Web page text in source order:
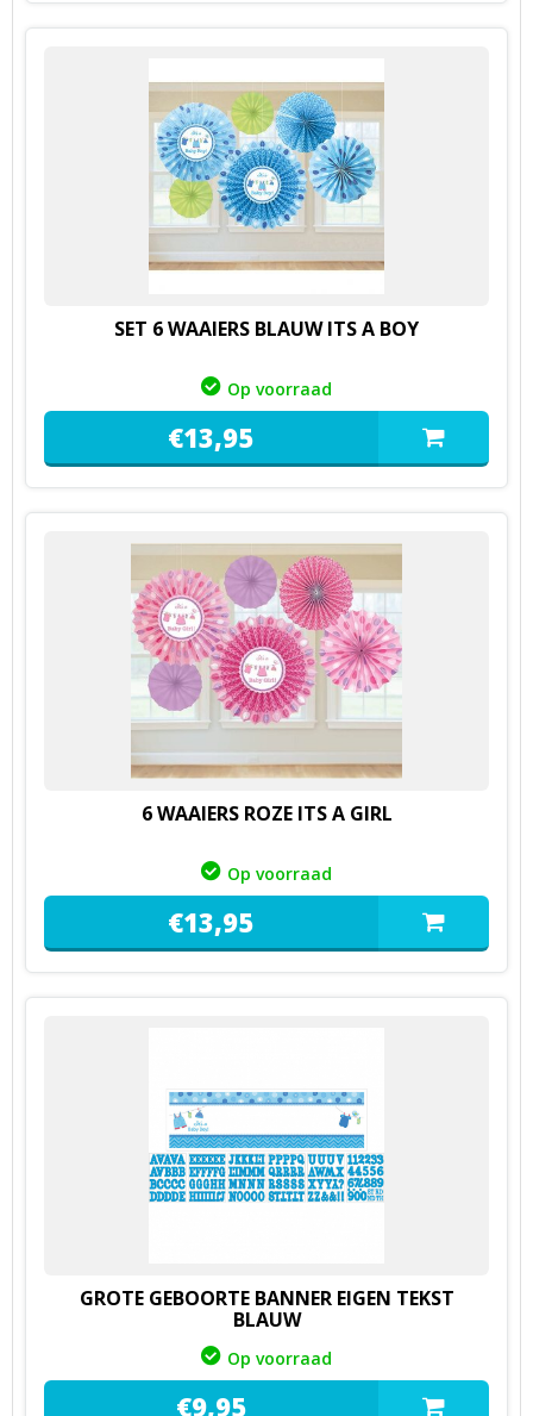
SET 6 WAAIERS BLAUW ITS A BOY
Op voorraad
€13,95
6 WAAIERS ROZE ITS A GIRL
Op voorraad
€13,95
GROTE GEBOORTE BANNER EIGEN TEKST
BLAUW
Op voorraad
€9,95